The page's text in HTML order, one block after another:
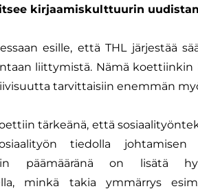
kirjaamiskulttuurin
esille, että THL järjestää
liittymistä. Nämä
tarvittaisiin enemmän
tärkeänä, että
tiedolla johtamisen
päämääränä on lisätä
minkä takia ymmärrys